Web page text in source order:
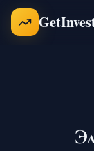
Перейти к
Бизнесы